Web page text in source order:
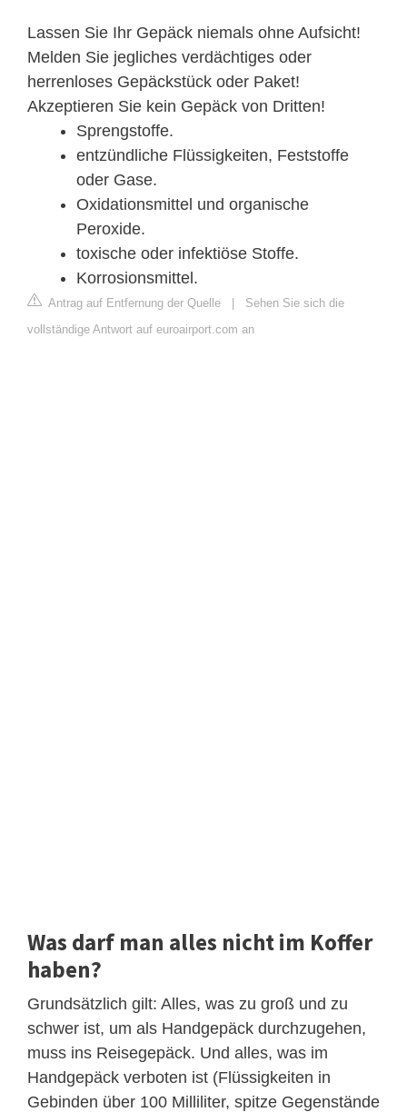
Lassen Sie Ihr Gepäck niemals ohne Aufsicht!
Melden Sie jegliches verdächtiges oder
herrenloses Gepäckstück oder Paket!
Akzeptieren Sie kein Gepäck von Dritten!
Sprengstoffe.
entzündliche Flüssigkeiten, Feststoffe
oder Gase.
Oxidationsmittel und organische
Peroxide.
toxische oder infektiöse Stoffe.
Korrosionsmittel.
Antrag auf Entfernung der Quelle | Sehen Sie sich die
vollständige Antwort auf euroairport.com an
Was darf man alles nicht im Koffer
haben?
Grundsätzlich gilt: Alles, was zu groß und zu
schwer ist, um als Handgepäck durchzugehen,
muss ins Reisegepäck. Und alles, was im
Handgepäck verboten ist (Flüssigkeiten in
Gebinden über 100 Milliliter, spitze Gegenstände